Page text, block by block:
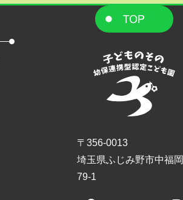
〒356-0013
埼玉県ふじみ野市中福岡
79-1